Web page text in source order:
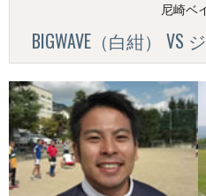
尼崎ベ
BIGWAVE（白紺）